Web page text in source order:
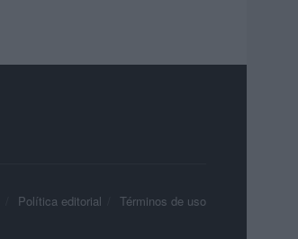
Política editorial Términos de uso